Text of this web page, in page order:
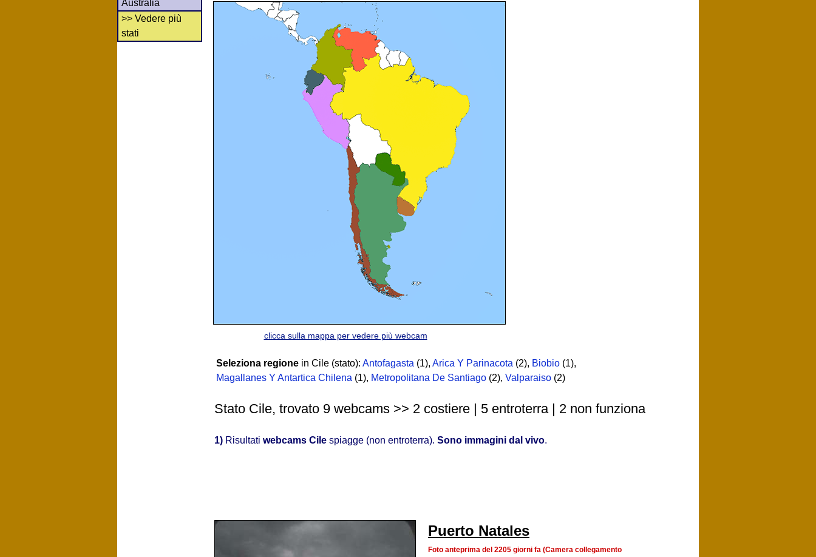
Australia
>> Vedere più
stati
clicca sulla mappa per vedere più webcam
Seleziona regione in Cile (stato): Antofagasta (1), Arica Y Parinacota (2), Biobio (1),
Magallanes Y Antartica Chilena (1), Metropolitana De Santiago (2), Valparaiso (2)
Stato Cile, trovato 9 webcams >> 2 costiere | 5 entroterra | 2 non funziona
1) Risultati webcams Cile spiagge (non entroterra). Sono immagini dal vivo.
Puerto Natales
Foto anteprima del 2205 giorni fa (Camera collegamento